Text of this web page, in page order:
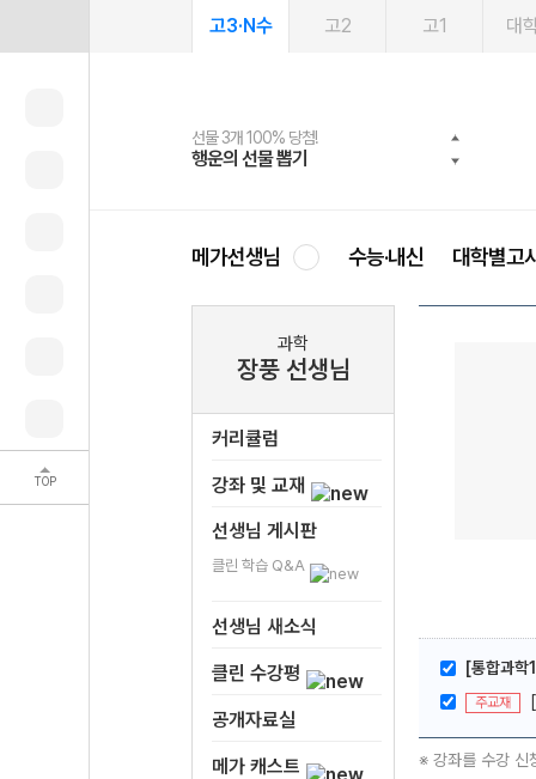
TOP
고3·N수 고2 고1 대
선물 3개 100% 당첨!
행운의 선물 뽑기
선물 100% 증정!
메가스터디 X 올리브
여름방학 스터디 캐시백
메가런 썸머스쿨
2027 러셀 단과
강사 공개선발
스마트러닝앱
설문 EVENT
메가패스
3일 무료 체험권
메가패스 수강생 무료혜택!
메가클럽 멤버십
사회공헌 캠페인
희망이룸 메가나눔
메가선생님 수능·내신 대학별고
과학
장풍 선생님
커리큘럼
강좌 및 교재
선생님 게시판
클린 학습 Q&A
선생님 새소식
클린 수강평
공개자료실
메가 캐스트
[통합과학
주교재
※ 강좌를 수강 신